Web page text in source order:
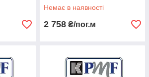
Немає в наявності
2 758 ₴/пог.м